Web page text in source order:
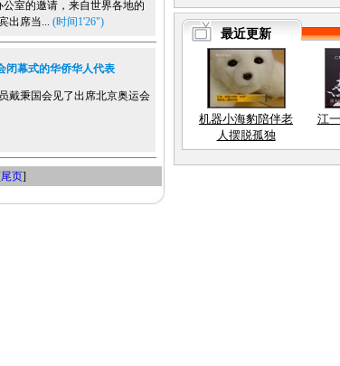
室的邀请，来自世界各地的
出席当... (时间1'26")
闭幕式的华侨华人代表
秉国会见了出席北京奥运会
尾页]